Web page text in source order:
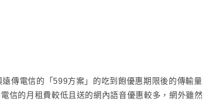
遠傳電信的 「599方案」的吃到飽優惠期限後的傳輸量
電信的月租費較低且送的網內語音優惠較多 ，網外雖然